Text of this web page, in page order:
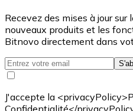
Recevez des mises à jour sur
nouveaux produits et les
Bitnovo directement dans
J'accepte la
Confidentialité</